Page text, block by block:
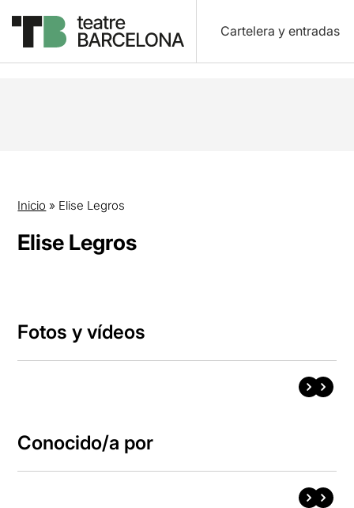
Cartelera y entradas
Inicio » Elise Legros
Elise Legros
Fotos y vídeos
Conocido/a por